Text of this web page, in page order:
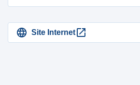
Site Internet